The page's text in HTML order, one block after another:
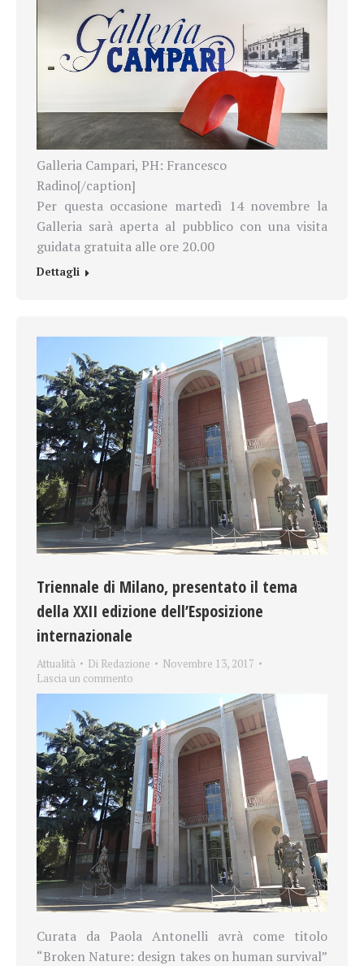
Galleria Campari, PH: Francesco
Radino[/caption]
Per questa occasione martedì 14 novembre la
Galleria sarà aperta al pubblico con una visita
guidata gratuita alle ore 20.00
Dettagli
Triennale di Milano, presentato il tema
della XXII edizione dell’Esposizione
internazionale
Attualità Di Redazione
Novembre 13, 2017
Lascia un commento
Curata da Paola Antonelli avrà come titolo
“Broken Nature: design takes on human survival”